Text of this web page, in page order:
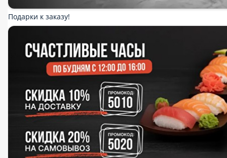
Подарки к заказу!